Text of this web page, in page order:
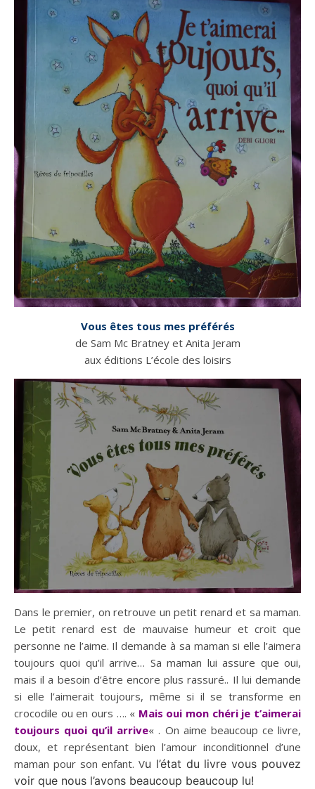
Vous êtes tous mes préférés
de Sam Mc Bratney et Anita Jeram
aux éditions L’école des loisirs
Dans le premier, on retrouve un petit renard et sa maman.
Le petit renard est de mauvaise humeur et croit que
personne ne l’aime. Il demande à sa maman si elle l’aimera
toujours quoi qu’il arrive… Sa maman lui assure que oui,
mais il a besoin d’être encore plus rassuré.. Il lui demande
si elle l’aimerait toujours, même si il se transforme en
crocodile ou en ours …. « Mais oui mon chéri je t’aimerai
toujours quoi qu’il arrive« . On aime beaucoup ce livre,
doux, et représentant bien l’amour inconditionnel d’une
maman pour son enfant. Vu l’état du livre vous pouvez
voir que nous l’avons beaucoup beaucoup lu!